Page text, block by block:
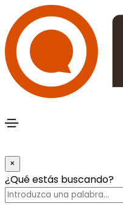
search
form
icon
×
¿Qué estás buscando?